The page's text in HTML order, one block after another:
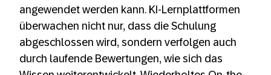
angewendet werden kann. KI-Lernplattformen
überwachen nicht nur, dass die Schulung
abgeschlossen wird, sondern verfolgen auch
durch laufende Bewertungen, wie sich das